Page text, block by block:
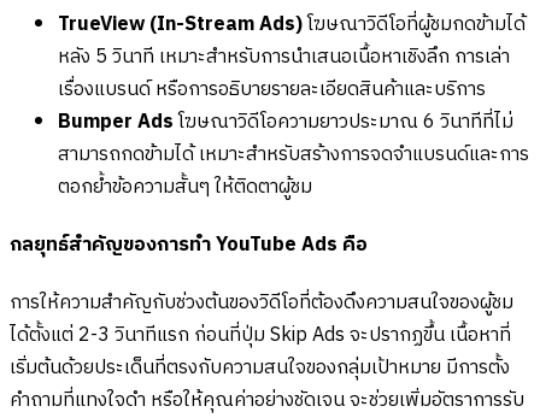
TrueView (In-Stream Ads)โฆษณาวิดีโอที่ผู้ชมกดข้ามได้
หลัง 5 วินาที เหมาะสำหรับการนำเสนอเนื้อหาเชิงลึก การเล่า
เรื่องแบรนด์ หรือการอธิบายรายละเอียดสินค้าและบริการ
Bumper Adsโฆษณาวิดีโอความยาวประมาณ 6 วินาทีที่ไม่
สามารถกดข้ามได้ เหมาะสำหรับสร้างการจดจำแบรนด์และการ
ตอกย้ำข้อความสั้นๆ ให้ติดตาผู้ชม
กลยุทธ์สำคัญของการทำ YouTube Ads คือ
การให้ความสำคัญกับช่วงต้นของวิดีโอที่ต้องดึงความสนใจของผู้ชม
ได้ตั้งแต่ 2-3 วินาทีแรก ก่อนที่ปุ่ม Skip Ads จะปรากฏขึ้น เนื้อหาที่
เริ่มต้นด้วยประเด็นที่ตรงกับความสนใจของกลุ่มเป้าหมาย มีการตั้ง
คำถามที่แทงใจดำ หรือให้คุณค่าอย่างชัดเจน จะช่วยเพิ่มอัตราการรับ